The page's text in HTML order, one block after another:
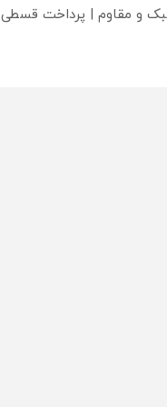
و مقاوم | پرداخت قسطی